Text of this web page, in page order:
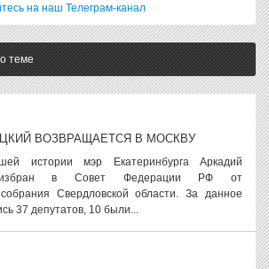
на наш Телеграм-канал
теме
ВОЗВРАЩАЕТСЯ В МОСКВУ
истории мэр Екатеринбурга Аркадий
в Совет Федерации РФ от
собрания Свердловской области. За данное
37 депутатов, 10 были...